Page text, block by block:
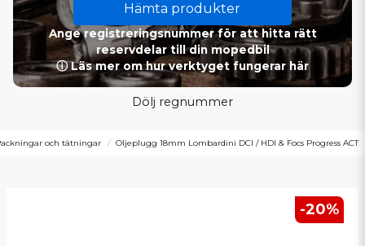
Hämta produkter
Ange registreringsnummer för att hitta rätt
reservdelar till din mopedbil
ⓘ Läs mer om hur verktyget fungerar här
Dölj regnummer
och tätningar Oljeplugg 18mm Lombardini DCI / HDI & Focs Progress ACT
-20%